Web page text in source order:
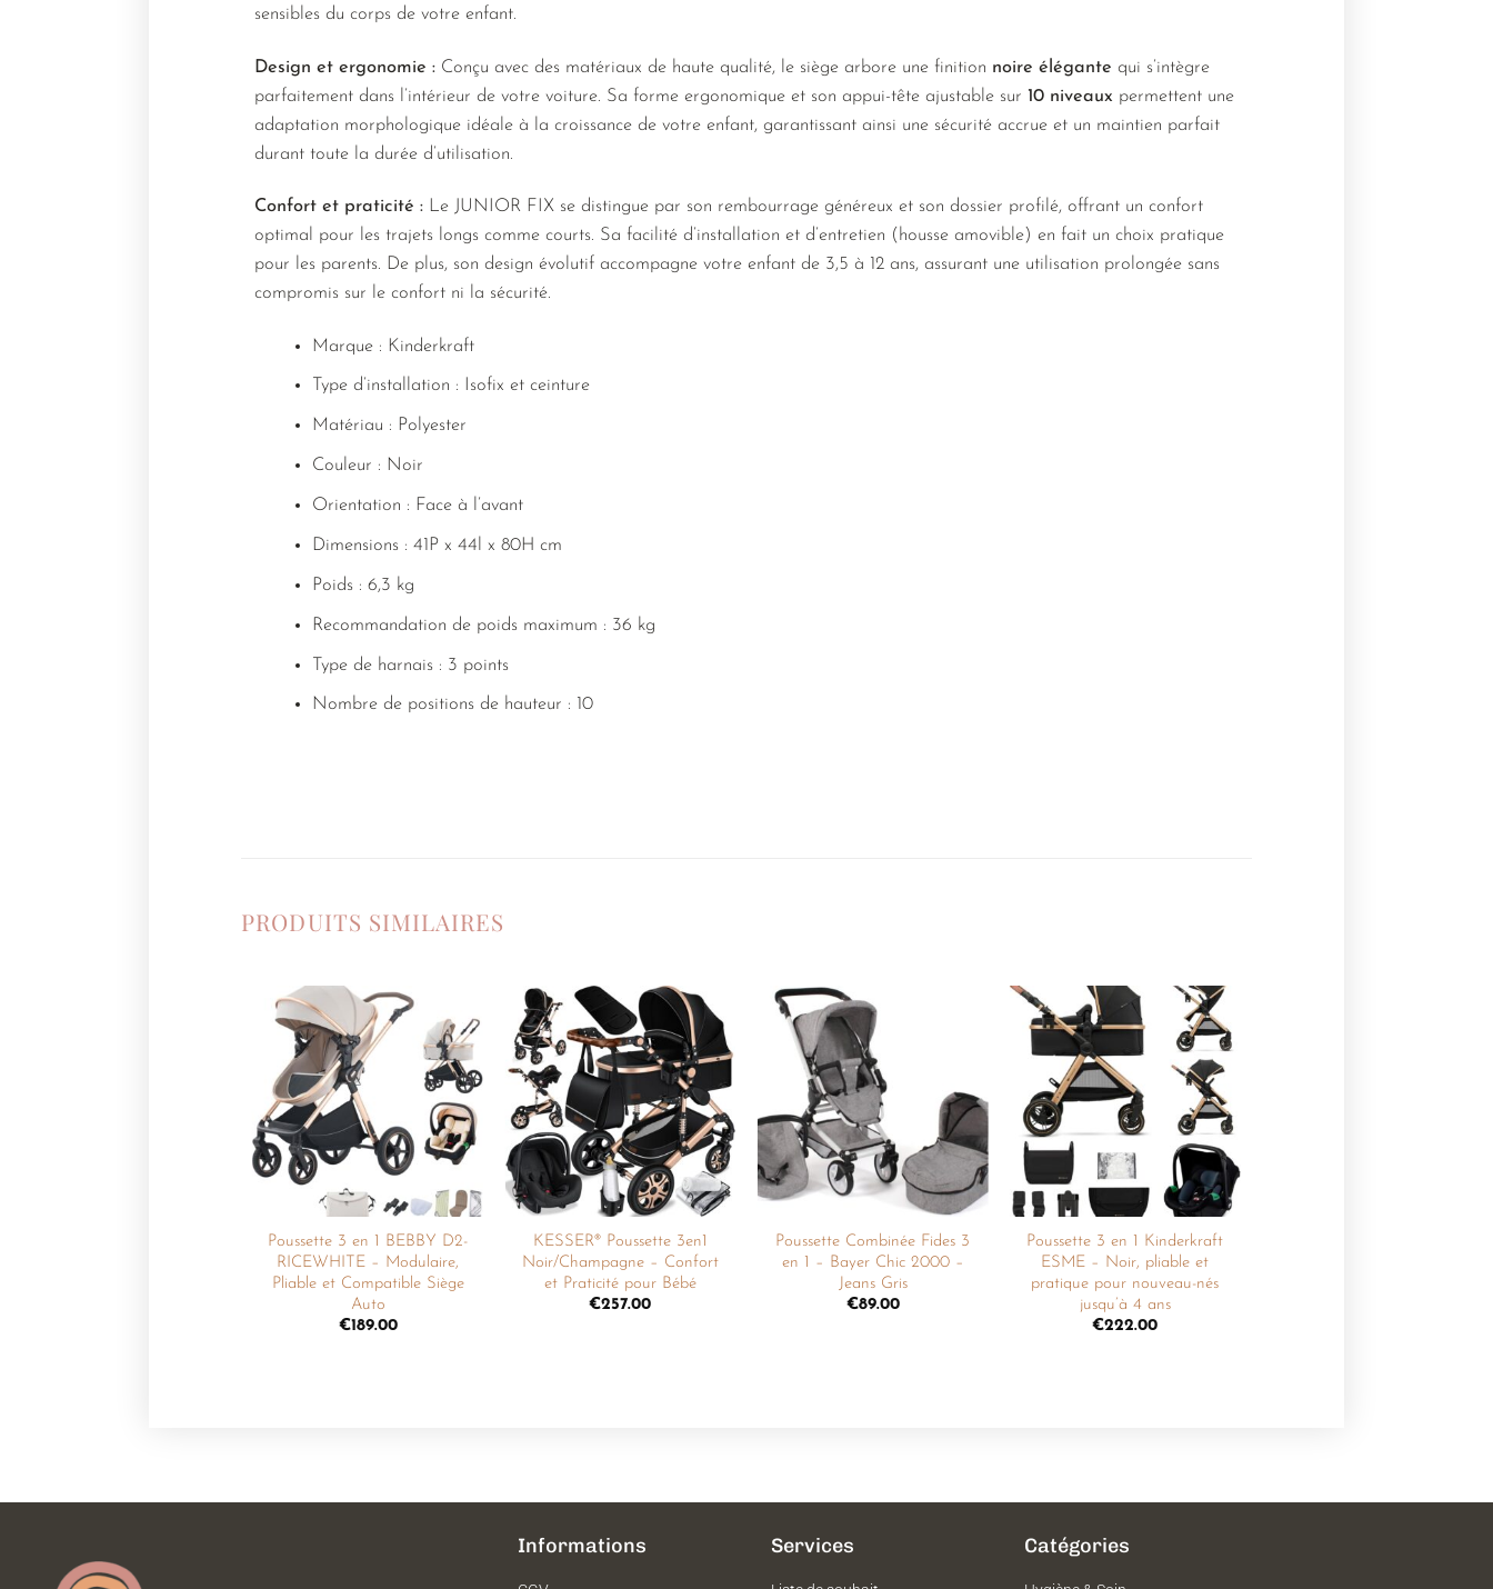
sensibles du corps de votre enfant.
Design et ergonomie : Conçu avec des matériaux de haute qualité, le siège arbore une finition noire élégante qui s’intègre
parfaitement dans l’intérieur de votre voiture. Sa forme ergonomique et son appui-tête ajustable sur 10 niveaux permettent une
adaptation morphologique idéale à la croissance de votre enfant, garantissant ainsi une sécurité accrue et un maintien parfait
durant toute la durée d’utilisation.
Confort et praticité : Le JUNIOR FIX se distingue par son rembourrage généreux et son dossier profilé, offrant un confort
optimal pour les trajets longs comme courts. Sa facilité d’installation et d’entretien (housse amovible) en fait un choix pratique
pour les parents. De plus, son design évolutif accompagne votre enfant de 3,5 à 12 ans, assurant une utilisation prolongée sans
compromis sur le confort ni la sécurité.
Marque : Kinderkraft
Type d’installation : Isofix et ceinture
Matériau : Polyester
Couleur : Noir
Orientation : Face à l’avant
Dimensions : 41P x 44l x 80H cm
Poids : 6,3 kg
Recommandation de poids maximum : 36 kg
Type de harnais : 3 points
Nombre de positions de hauteur : 10
PRODUITS SIMILAIRES
Ajouter
à la
liste de
Poussette 3 en 1 BEBBY D2-
RICEWHITE – Modulaire,
Pliable et Compatible Siège
Auto
€189.00
Ajouter
à la
liste de
souhaits
KESSER® Poussette 3en1
Noir/Champagne – Confort
et Praticité pour Bébé
€257.00
souhaits
Poussette Combinée Fides 3
en 1 – Bayer Chic 2000 –
Jeans Gris
€89.00
Ajouter
à la
liste de
souhaits
Poussette 3 en 1 Kinderkraft
ESME – Noir, pliable et
pratique pour nouveau-nés
jusqu’à 4 ans
€222.00
Informations Services Catégories